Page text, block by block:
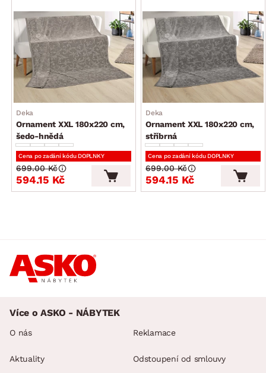
Deka
Ornament XXL 180x220 cm,
šedo-hnědá
Cena po zadání kódu DOPLNKY
594.15 Kč
699.00 Kč
Deka
Ornament XXL 180x220 cm,
stříbrná
Cena po zadání kódu DOPLNKY
594.15 Kč
699.00 Kč
Více o ASKO - NÁBYTEK
O nás
Aktuality
Reklamace
Odstoupení od smlouvy